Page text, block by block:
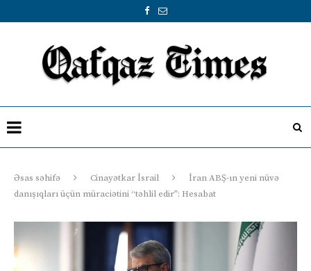
Əsas səhifə Cinayətkar İsrail
İran ABŞ-ın yeni nüvə
danışıqları üçün müraciətini “təhlil edir”: Hesabat